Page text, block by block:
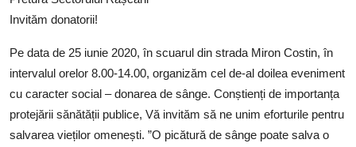
Proiecte
Sectorul Rîșcani
Căutați pe Internet
Invităm donatorii!
Pe data de 25 iunie 2020, în scuarul din strada Miron Costin, în
intervalul orelor 8.00-14.00, organizăm cel de-al doilea eveniment
cu caracter social – donarea de sânge. Conștienți de importanța
protejării sănătății publice, Vă invităm să ne unim eforturile pentru
salvarea vieților omenești. ”O picătură de sânge poate salva o